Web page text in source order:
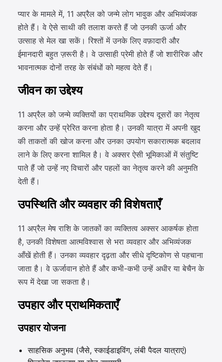
प्यार के मामले में, 11 अप्रैल को जन्मे लोग भावुक और अभिव्यंजक
होते हैं। वे ऐसे साथी की तलाश करते हैं जो उनकी ऊर्जा और
उत्साह से मेल खा सकें। रिश्तों में उनके लिए वफ़ादारी और
ईमानदारी बहुत ज़रूरी है। वे उत्साही प्रेमी होते हैं जो शारीरिक और
भावनात्मक दोनों तरह के संबंधों को महत्व देते हैं।
जीवन का उद्देश्य
11 अप्रैल को जन्मे व्यक्तियों का प्राथमिक उद्देश्य दूसरों का नेतृत्व
करना और उन्हें प्रेरित करना होता है। उनकी यात्रा में अपनी खुद
की ताकतों की खोज करना और उनका उपयोग सकारात्मक बदलाव
लाने के लिए करना शामिल है। वे अक्सर ऐसी भूमिकाओं में संतुष्टि
पाते हैं जो उन्हें नए विचारों और पहलों का नेतृत्व करने की अनुमति
देती हैं।
उपस्थिति और व्यवहार की विशेषताएँ
11 अप्रैल मेष राशि के जातकों का व्यक्तित्व अक्सर आकर्षक होता
है, उनकी विशेषता आत्मविश्वास से भरा व्यवहार और अभिव्यंजक
आँखें होती हैं। उनका व्यवहार दृढ़ता और सीधे दृष्टिकोण से पहचाना
जाता है। वे ऊर्जावान होते हैं और कभी-कभी उन्हें अधीर या बेचैन के
रूप में देखा जा सकता है।
उपहार और प्राथमिकताएँ
उपहार योजना
साहसिक अनुभव (जैसे, स्काईडाइविंग, लंबी पैदल यात्राएं)